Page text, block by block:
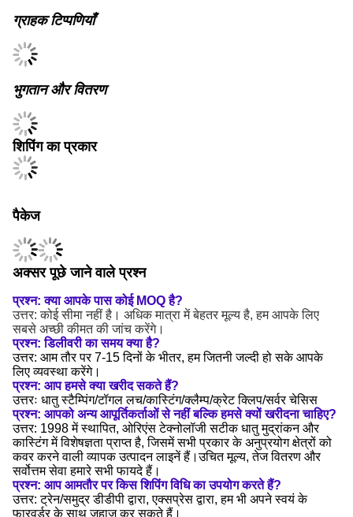
ग्राहक टिप्पणियाँ
भुगतान और वितरण
शिपिंग का प्रकार
पैकेज
अक्सर पूछे जाने वाले प्रश्न
प्रश्न: क्या आपके पास कोई MOQ है?
उत्तर: कोई सीमा नहीं है। अधिक मात्रा में बेहतर मूल्य है, हम आपके लिए
सबसे अच्छी कीमत की जांच करेंगे।
प्रश्न: डिलीवरी का समय क्या है?
उत्तर: आम तौर पर 7-15 दिनों के भीतर, हम जितनी जल्दी हो सके आपके
लिए व्यवस्था करेंगे।
प्रश्न: आप हमसे क्या खरीद सकते हैं?
उत्तरः धातु स्टैम्पिंग/टॉगल लच/कास्टिंग/क्लैम्प/क्रेट क्लिप/सर्वर चेसिस
प्रश्न: आपको अन्य आपूर्तिकर्ताओं से नहीं बल्कि हमसे क्यों खरीदना चाहिए?
उत्तर: 1998 में स्थापित, ओरिएंस टेक्नोलॉजी सटीक धातु मुद्रांकन और
कास्टिंग में विशेषज्ञता प्राप्त है, जिसमें सभी प्रकार के अनुप्रयोग क्षेत्रों को
कवर करने वाली व्यापक उत्पादन लाइनें हैं।उचित मूल्य, तेज वितरण और
सर्वोत्तम सेवा हमारे सभी फायदे हैं।
प्रश्न: आप आमतौर पर किस शिपिंग विधि का उपयोग करते हैं?
उत्तर: ट्रेन/समुद्र डीडीपी द्वारा, एक्सप्रेस द्वारा, हम भी अपने स्वयं के
फारवर्डर के साथ जहाज कर सकते हैं।